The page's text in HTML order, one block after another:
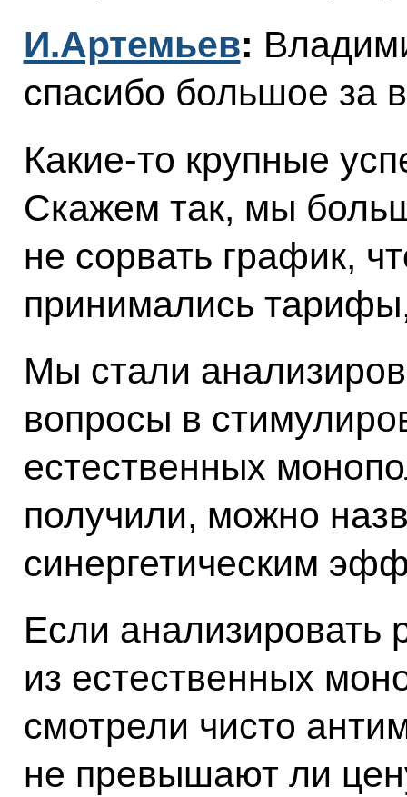
И.Артемьев:
спасибо большое за
Какие‑то крупные
Скажем так, мы
не сорвать график,
принимались
Мы стали
вопросы в
естественных
получили, можно
синергетическим
Если анализировать
из естественных
смотрели чисто
не превышают ли